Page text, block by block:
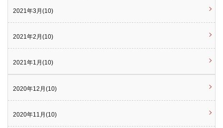
2021年3月(10)
2021年2月(10)
2021年1月(10)
2020年12月(10)
2020年11月(10)